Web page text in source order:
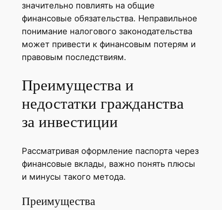
значительно повлиять на общие
финансовые обязательства. Неправильное
понимание налогового законодательства
может привести к финансовым потерям и
правовым последствиям.
Преимущества и
недостатки гражданства
за инвестиции
Рассматривая оформление паспорта через
финансовые вклады, важно понять плюсы
и минусы такого метода.
Преимущества